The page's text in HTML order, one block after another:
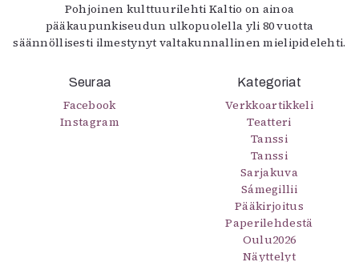
Pohjoinen kulttuurilehti Kaltio on ainoa
pääkaupunkiseudun ulkopuolella yli 80 vuotta
säännöllisesti ilmestynyt valtakunnallinen mielipidelehti.
Seuraa
Facebook
Instagram
Kategoriat
Verkkoartikkeli
Teatteri
Tanssi
Tanssi
Sarjakuva
Sámegillii
Pääkirjoitus
Paperilehdestä
Oulu2026
Näyttelyt